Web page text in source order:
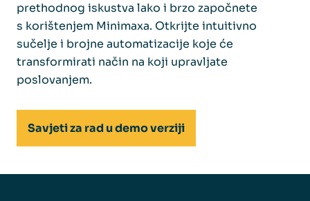
prethodnog iskustva lako i brzo započnete
s korištenjem Minimaxa. Otkrijte intuitivno
sučelje i brojne automatizacije koje će
transformirati način na koji upravljate
poslovanjem.
Savjeti za rad u demo verziji